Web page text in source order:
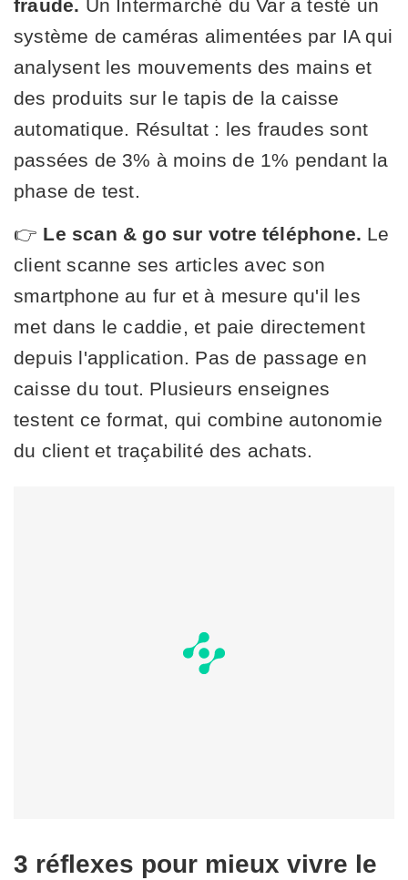
fraude. Un Intermarché du Var a testé un
système de caméras alimentées par IA qui
analysent les mouvements des mains et
des produits sur le tapis de la caisse
automatique. Résultat : les fraudes sont
passées de 3% à moins de 1% pendant la
phase de test.
👉 Le scan & go sur votre téléphone. Le
client scanne ses articles avec son
smartphone au fur et à mesure qu'il les
met dans le caddie, et paie directement
depuis l'application. Pas de passage en
caisse du tout. Plusieurs enseignes
testent ce format, qui combine autonomie
du client et traçabilité des achats.
3 réflexes pour mieux vivre le